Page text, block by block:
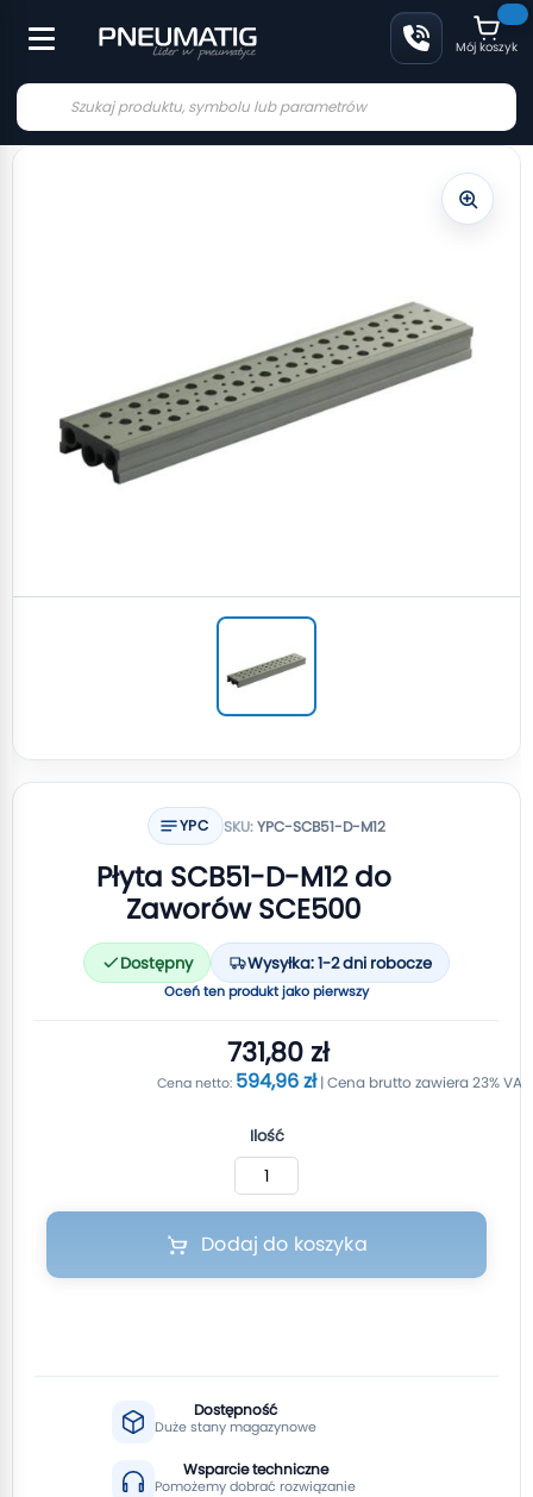
Mój koszyk
YPC SKU:YPC-SCB51-D-M12
Płyta SCB51-D-M12 do
Zaworów SCE500
Dostępny Wysyłka: 1-2 dni robocze
Oceń ten produkt jako pierwszy
731,80 zł
594,96 zł
Ilość
Dodaj do koszyka
Dostępność
Duże stany magazynowe
Wsparcie techniczne
Pomożemy dobrać rozwiązanie